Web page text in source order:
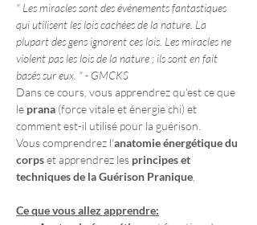
" Les miracles sont des événements fantastiques
qui utilisent les lois cachées de la nature. La
plupart des gens ignorent ces lois. Les miracles ne
violent pas les lois de la nature ; ils sont en fait
basés sur eux. " - GMCKS
Dans ce cours, vous apprendrez qu'est ce que
le prana (force vitale et énergie chi) et
comment est-il utilisé pour la guérison.
Vous comprendrez l'anatomie énergétique du
corps et apprendrez les principes et
techniques de la Guérison Pranique
Ce que vous allez apprendre: